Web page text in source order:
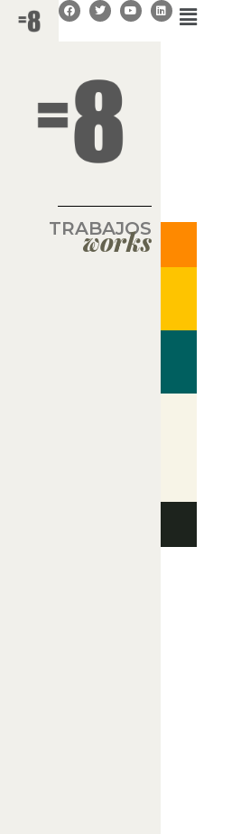
TRABAJOS
works